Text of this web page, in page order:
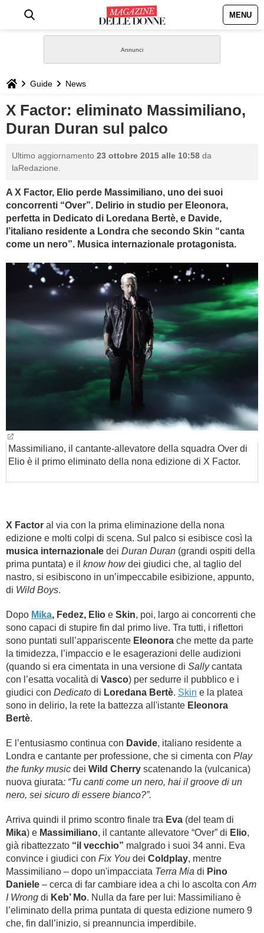
MENU
STILE
BIOGRAFIE
DEFINIZIONI
GASTRONOMIA
CAPELLI
BAMBINO
Guide News
X Factor: eliminato Massimiliano,
Duran Duran sul palco
Ultimo aggiornamento 23 ottobre 2015 alle 10:58 da
laRedazione.
A X Factor, Elio perde Massimiliano, uno dei suoi
concorrenti “Over”. Delirio in studio per Eleonora,
perfetta in Dedicato di Loredana Bertè, e Davide,
l’italiano residente a Londra che secondo Skin “canta
come un nero”. Musica internazionale protagonista.
Massimiliano, il cantante-allevatore della squadra Over di
Elio è il primo eliminato della nona edizione di X Factor.
X Factor al via con la prima eliminazione della nona
edizione e molti colpi di scena. Sul palco si esibisce così la
musica internazionale dei Duran Duran (grandi ospiti della
prima puntata) e il know howdei giudici che, al taglio del
nastro, si esibiscono in un’impeccabile esibizione, appunto,
di Wild Boys.
Dopo Mika, Fedez, Elio e Skin, poi, largo ai concorrenti che
sono capaci di stupire fin dal primo live. Tra tutti, i riflettori
sono puntati sull’appariscente Eleonora che mette da parte
la timidezza, l’impaccio e le esagerazioni delle audizioni
(quando si era cimentata in una versione di Sallycantata
con l’esatta vocalità di Vasco) per sedurre il pubblico e i
giudici con Dedicato di Loredana Bertè. Skin e la platea
sono in delirio, la rete la battezza all'istante Eleonora
Bertè.
E l’entusiasmo continua con Davide, italiano residente a
Londra e cantante per professione, che si cimenta con Play
the funky music dei Wild Cherry scatenando la (vulcanica)
nuova giurata: “Tu canti come un nero, hai il groove di un
nero, sei sicuro di essere bianco?”.
Arriva quindi il primo scontro finale tra Eva (del team di
Mika) e Massimiliano, il cantante allevatore “Over” di Elio,
già ribattezzato “il vecchio” malgrado i suoi 34 anni. Eva
convince i giudici con Fix You dei Coldplay, mentre
Massimiliano – dopo un'impacciata Terra Mia di Pino
Daniele – cerca di far cambiare idea a chi lo ascolta con Am
I Wrong di Keb’ Mo. Nulla da fare per lui: Massimiliano è
l’eliminato della prima puntata di questa edizione numero 9
che, fin dall’inizio, si preannuncia imperdibile.